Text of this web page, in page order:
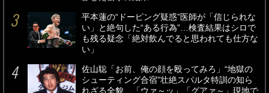
平本蓮の“ドーピング疑惑”医師が「信じられな
い」と絶句した“ある行為”…検査結果はシロで
も残る疑念「絶対飲んでると思われても仕方な
い」
佐山聡「お前、俺の顔を殴ってみろ」“地獄の
シューティング合宿”壮絶スパルタ特訓の知ら
れざる全貌…「ウァ～ッ」「グアァ～」現地で